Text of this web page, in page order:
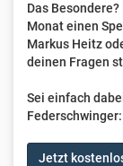
Das
Monat einen
Markus Heitz
deinen Fragen
Sei einfach
Federschwinger:
Jetzt